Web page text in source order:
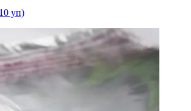
уп)